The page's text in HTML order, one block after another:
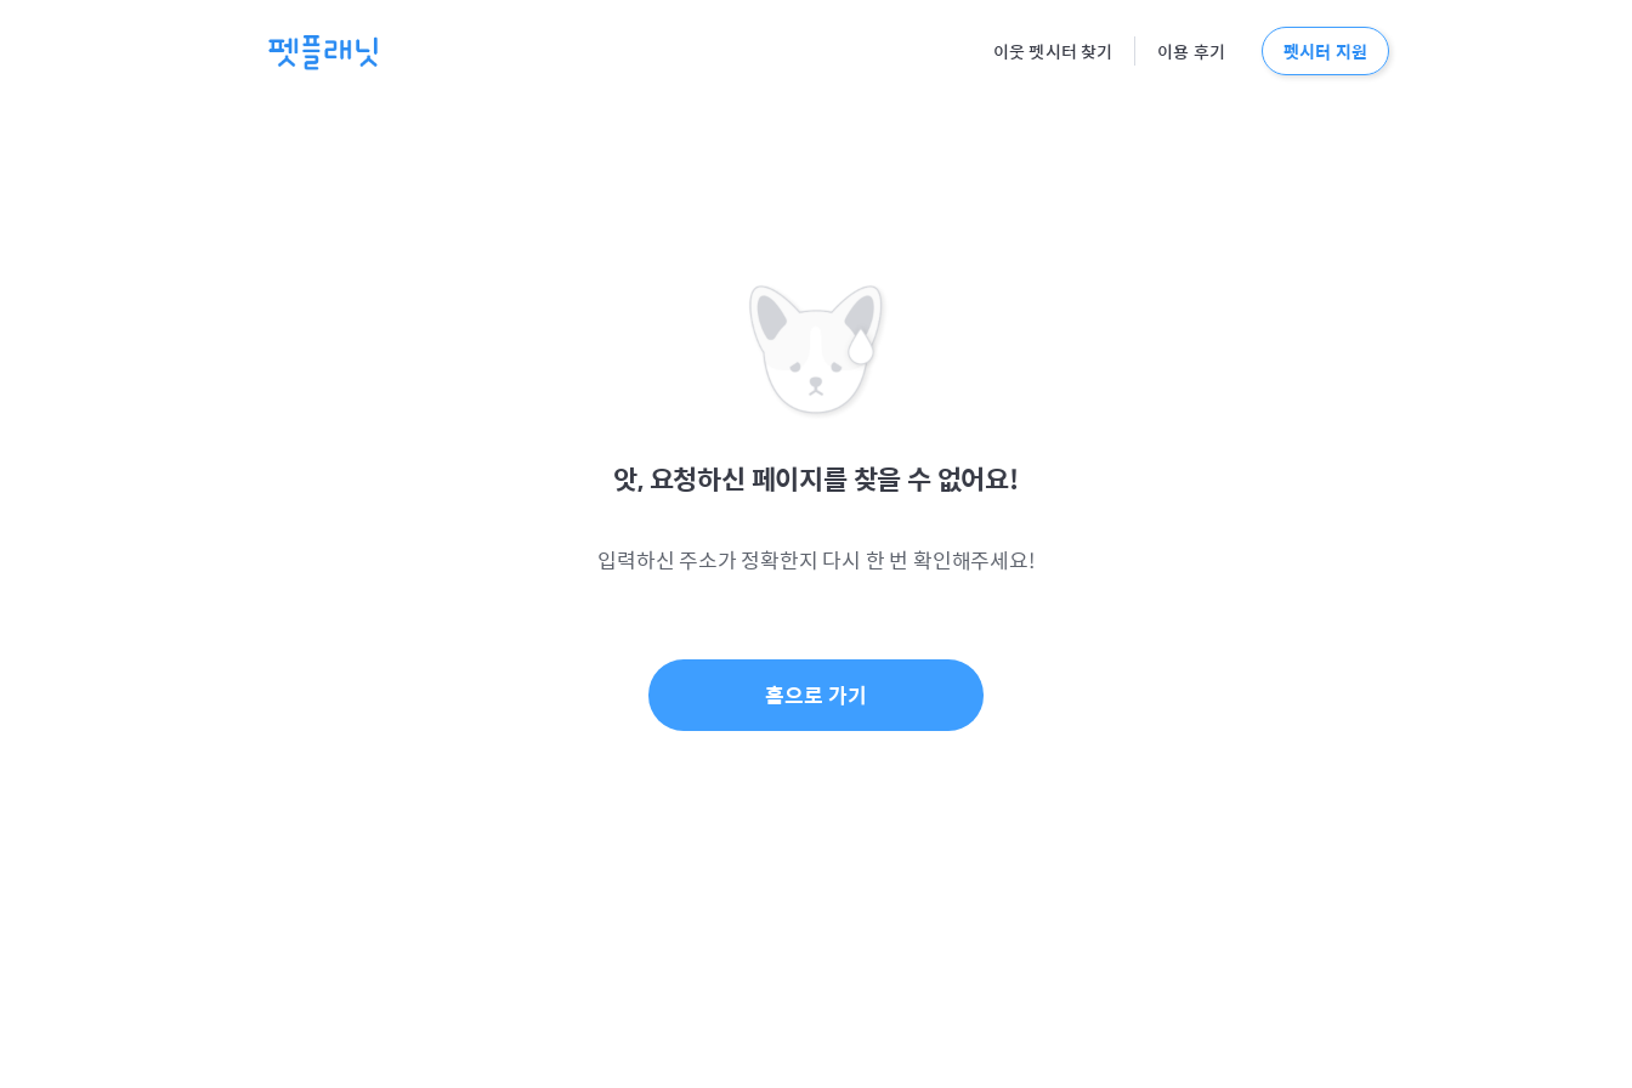
이웃 펫시터 찾기 이용 후기 펫시터 지원
앗, 요청하신 페이지를 찾을 수 없어요!
입력하신 주소가 정확한지 다시 한 번 확인해주세요!
홈으로 가기